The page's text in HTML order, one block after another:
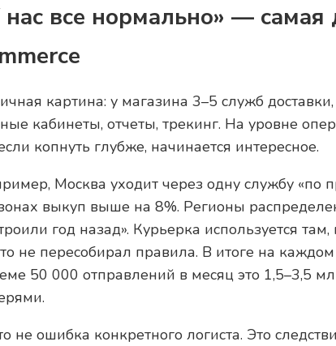
нас все нормально» — самая
картина: у магазина 3–5 служб
кабинеты, отчеты, трекинг. На уровне
копнуть глубже, начинается интересное.
Москва уходит через одну службу «по
выкуп выше на 8%. Регионы
год назад». Курьерка используется
не пересобирал правила. В итоге на
50 000 отправлений в месяц это 1,5–3,5
не ошибка конкретного логиста. Это